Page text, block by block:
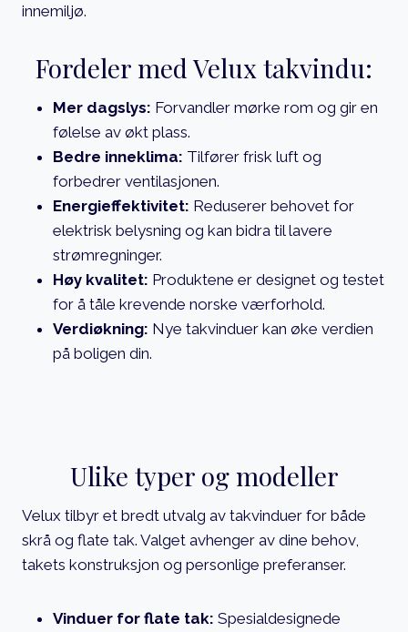
innemiljø.
Fordeler med Velux takvindu:
Mer dagslys: Forvandler mørke rom og gir en
følelse av økt plass.
Bedre inneklima: Tilfører frisk luft og
forbedrer ventilasjonen.
Energieffektivitet: Reduserer behovet for
elektrisk belysning og kan bidra til lavere
strømregninger.
Høy kvalitet: Produktene er designet og testet
for å tåle krevende norske værforhold.
Verdiøkning: Nye takvinduer kan øke verdien
på boligen din.
Ulike typer og modeller
Velux tilbyr et bredt utvalg av takvinduer for både
skrå og flate tak. Valget avhenger av dine behov,
takets konstruksjon og personlige preferanser.
Vinduer for flate tak: Spesialdesignede